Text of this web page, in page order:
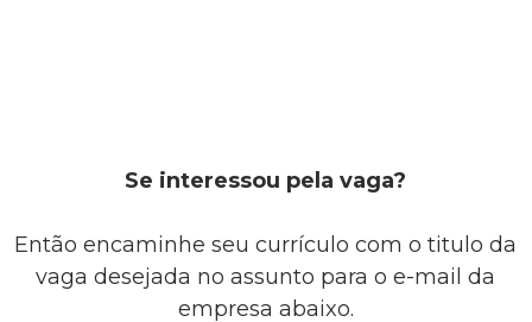
Se interessou pela vaga?
Então encaminhe seu currículo com o titulo da
vaga desejada no assunto para o e-mail da
empresa abaixo.